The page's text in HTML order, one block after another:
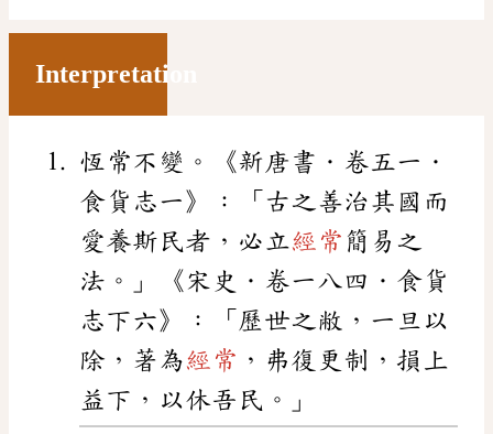
Interpretation
恆常不變。《新唐書．卷五一．
食貨志一》：「古之善治其國而
愛養斯民者，必立經常 簡易之
法。」《宋史．卷一八四．食貨
志下六》：「歷世之敝，一旦以
除，著為經常 ，弗復更制，損上
益下，以休吾民。」